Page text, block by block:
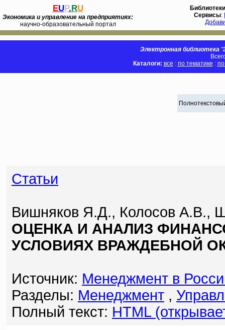
EUP.RU
Экономика и управление на предприятиях:
научно-образовательный портал
Библиотеки
Сервисы:
Электронная библиотека
Каталоги: все : по тематике :
Статьи
Вишняков Я.Д., Колосов А.В.,
ОЦЕНКА И АНАЛИЗ
УСЛОВИЯХ ВРАЖДЕБНОЙ
Источник: Менеджмент в
Разделы: Менеджмент ,
Полный текст: HTML